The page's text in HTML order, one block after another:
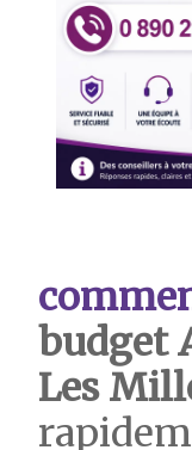
budget
Les